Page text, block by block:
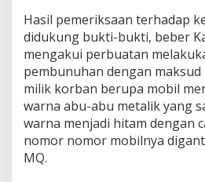
k
a
p
P
e
a
k
P
Hasil pemeriksaan terhadap
didukung bukti-bukti, beber
mengakui perbuatan
pembunuhan dengan
milik korban berupa mobil
warna abu-abu metalik yang
warna menjadi hitam dengan
nomor nomor mobilnya
MQ.